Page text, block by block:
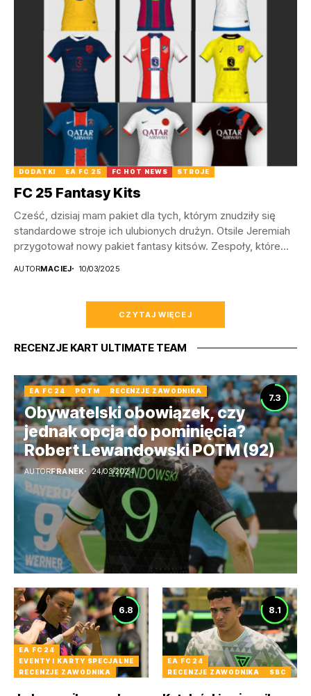
DODATKI EA FC 25 FC HOT NEWS STROJE
FC 25 Fantasy Kits
Cześć, dzisiaj mam pakiet dla tych, którym znudziły się
standardowe stroje ich ulubionych drużyn. Otsile Jeremiah
przygotował nowy pakiet fantasy kitsów. Zespoły, które...
AUTORMACIEJ 10/03/2025
CZYTAJ WIĘCEJ
RECENZJE KART ULTIMATE TEAM
7.3
EA FC 24 POTM RECENZJE ZAWODNIKA
Obywatelski obowiązek, czy
jednak opcja do pominięcia?
Robert Lewandowski POTM (92)
AUTORFRANEK 24/03/2024
6.8
EA FC 24
EVENTY I KARTY SPECJALNE
RECENZJE ZAWODNIKA
8.1
EA FC 24
RECENZJE ZAWODNIKA
SBC